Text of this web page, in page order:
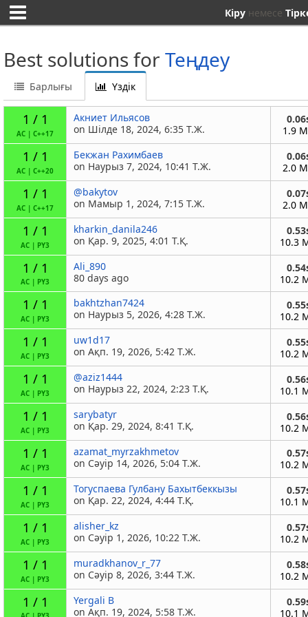
Кіру немесе
Best solutions for Теңдеу
Барлығы Үздік
1 / 1
AC | C++17
Акниет Ильясов
on Шілде 18, 2024, 6:35 Т.Ж.
1.9
1 / 1
AC | C++20
Бекжан Рахимбаев
on Наурыз 7, 2024, 10:41 Т.Ж.
2.0
1 / 1
AC | C++17
@bakytov
on Мамыр 1, 2024, 7:15 Т.Ж.
2.0
1 / 1
AC | PY3
kharkin_danila246
on Қар. 9, 2025, 4:01 Т.Қ.
10.3
1 / 1
AC PY3
Ali_890
80 days ago
10.2
1 / 1
AC PY3
bakhtzhan7424
on Наурыз 5, 2026, 4:28 Т.Ж.
10.2
1 / 1
AC PY3
uw1d17
on Ақп. 19, 2026, 5:42 Т.Ж.
10.2
1 / 1
AC PY3
@aziz1444
on Наурыз 22, 2024, 2:23 Т.Қ.
10.1
1 / 1
AC | PY3
sarybatyr
on Қар. 29, 2024, 8:41 Т.Қ.
10.2
1 / 1
AC | PY3
azamat_myrzakhmetov
on Сәуір 14, 2026, 5:04 Т.Ж.
10.2
1 / 1
AC | PY3
Тогуспаева Гулбану Бахытбеккызы
on Қар. 22, 2024, 4:44 Т.Қ.
10.1
1 / 1
AC | PY3
alisher_kz
on Сәуір 1, 2026, 10:22 Т.Ж.
10.2
1 / 1
AC | PY3
muradkhanov_r_77
on Сәуір 8, 2026, 3:44 Т.Ж.
10.2
1 / 1
Yergali B
on Ақп. 19, 2024, 5:58 Т.Ж.
10.1